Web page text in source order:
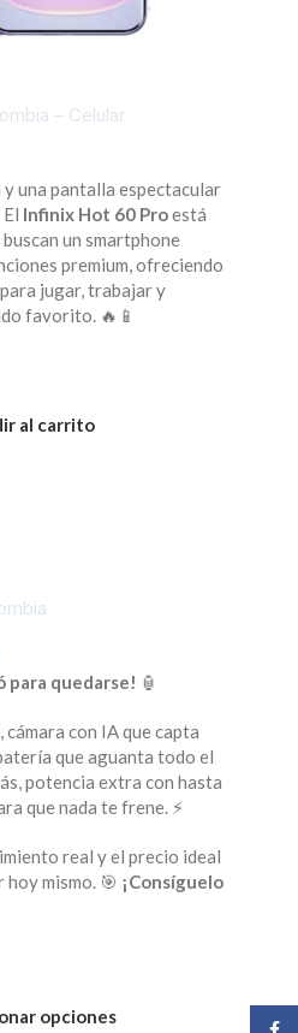
– Celular
una pantalla espectacular
Infinix Hot 60 Proestá
un smartphone
premium, ofreciendo
jugar, trabajar y
favorito. 🔥📱
al carrito
para quedarse! 🏮
con IA que capta
que aguanta todo el
potencia extra con hasta
que nada te frene. ⚡
real y el precio ideal
mismo. 🎯 ¡Consíguelo
opciones